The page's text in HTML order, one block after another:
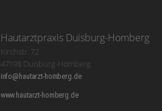
Hautarztpraxis Duisburg-Homberg
Kirchstr. 72
47198 Duisburg-Homberg
info@hautarzt-homberg.de
www.hautarzt-homberg.de